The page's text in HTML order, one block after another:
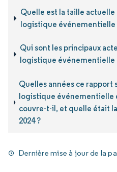
Quelle est la taille actuelle
logistique événementielle
Qui sont les principaux
logistique événementielle
Quelles années ce rapport
logistique événementielle
couvre-t-il, et quelle était
2024 ?
Dernière mise à jour de la